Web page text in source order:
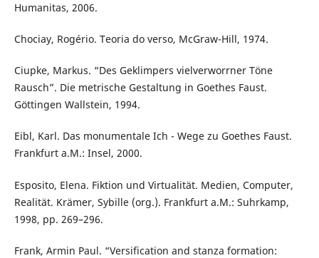
Humanitas, 2006.
Chociay, Rogério. Teoria do verso, McGraw-Hill, 1974.
Ciupke, Markus. “Des Geklimpers vielverworrner Töne
Rausch”. Die metrische Gestaltung in Goethes Faust.
Göttingen Wallstein, 1994.
Eibl, Karl. Das monumentale Ich - Wege zu Goethes Faust.
Frankfurt a.M.: Insel, 2000.
Esposito, Elena. Fiktion und Virtualität. Medien, Computer,
Realität. Krämer, Sybille (org.). Frankfurt a.M.: Suhrkamp,
1998, pp. 269–296.
Frank, Armin Paul. “Versification and stanza formation: